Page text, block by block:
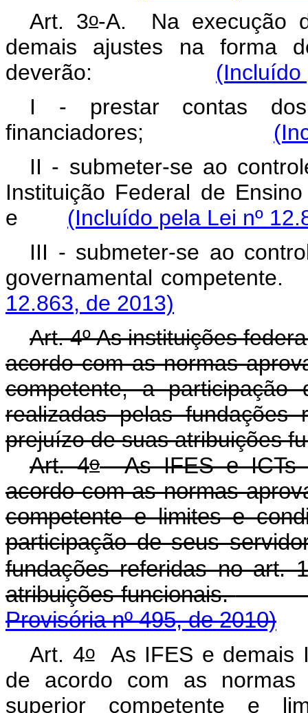
Art. 3o-A. Na execução
demais ajustes na forma
deverão: (Incluído
I - prestar contas dos
financiadores;
II - submeter-se ao
Instituição Federal de
e (Incluído pela Lei nº
III - submeter-se ao
governamental competente.
12.863, de 2013)
Art. 4º As instituições
acordo com as normas
competente, a
realizadas pelas
prejuízo de suas atribuições
Art. 4oAs IFES e ICTs
acordo com as normas
competente e limites e
participação de seus
fundações referidas no art. 1
atribuições funcionais.
Provisória nº 495, de 2010)
Art. 4oAs IFES e demais
de acordo com as normas
superior competente e